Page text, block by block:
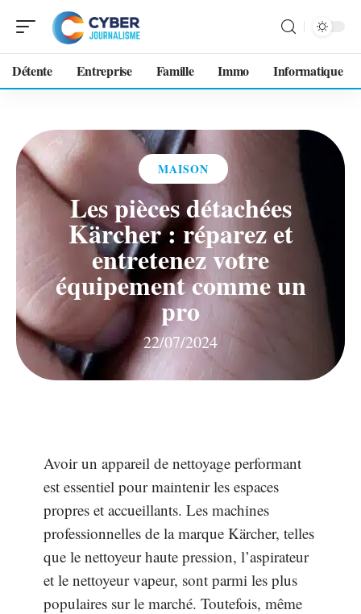
Détente Entreprise Famille Immo Informatique
MAISON
Les pièces détachées
Kärcher : réparez et
entretenez votre
équipement comme un
pro
22/07/2024
Avoir un appareil de nettoyage performant
est essentiel pour maintenir les espaces
propres et accueillants. Les machines
professionnelles de la marque Kärcher, telles
que le nettoyeur haute pression, l’aspirateur
et le nettoyeur vapeur, sont parmi les plus
populaires sur le marché. Toutefois, même